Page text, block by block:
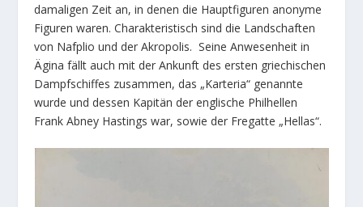
damaligen Zeit an, in denen die Hauptfiguren anonyme
Figuren waren. Charakteristisch sind die Landschaften
von Nafplio und der Akropolis. Seine Anwesenheit in
Ägina fällt auch mit der Ankunft des ersten griechischen
Dampfschiffes zusammen, das „Karteria“ genannte
wurde und dessen Kapitän der englische Philhellen
Frank Abney Hastings war, sowie der Fregatte „Hellas“.